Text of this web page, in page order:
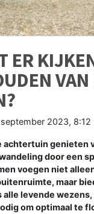
ER
2023, 8:12
achtertuin genieten
door een
voegen niet
maar
alle levende
om optimaal te